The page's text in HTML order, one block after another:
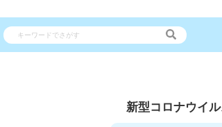
新型コロナウイ